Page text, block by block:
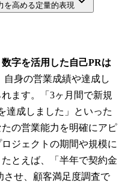
を高める定量的表現
字を活用した自己PRは
自身の営業成績や達成し
ます。「3ヶ月間で新規
達成しました」といった
の営業能力を明確にアピ
ジェクトの期間や規模に
とえば、「半年で契約金
させ、顧客満足度調査で